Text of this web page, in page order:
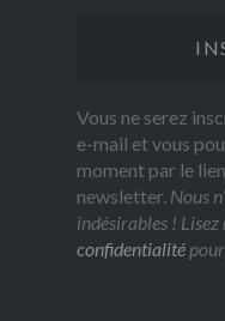
Vous ne serez
e-mail et vous
moment par le
newsletter. Nous
indésirables ! Lisez
confidentialitépour